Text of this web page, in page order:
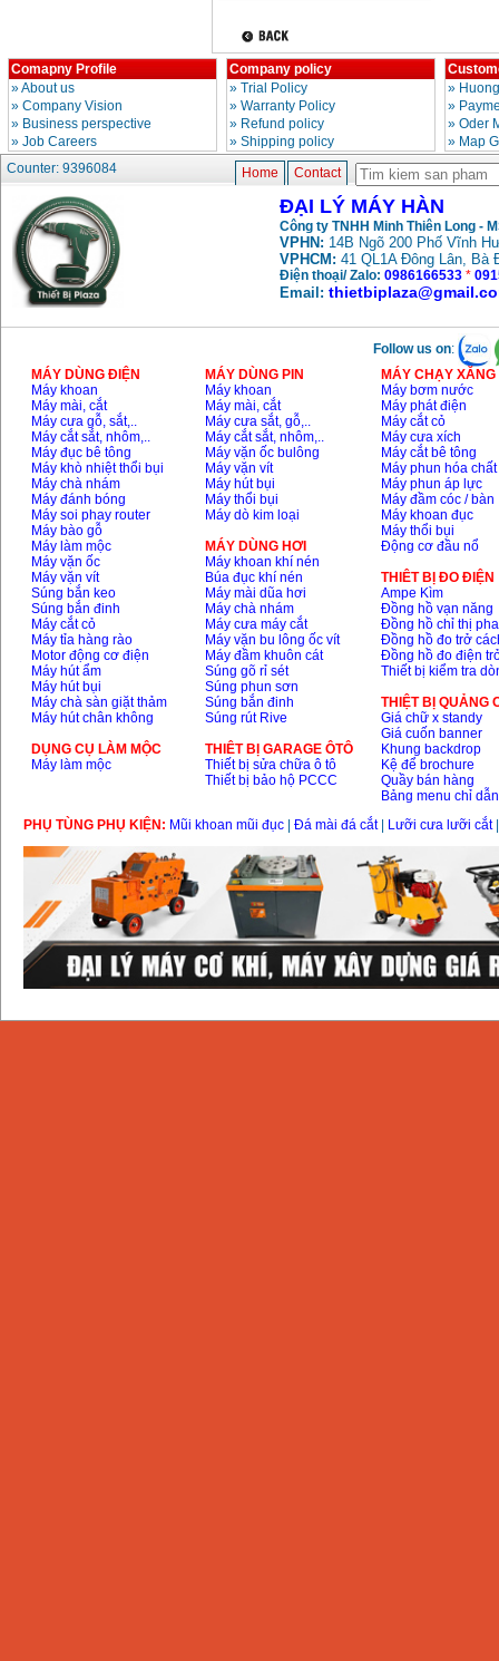
Comapny Profile
»About us
» Company Vision
» Business perspective
» Job Careers
Company policy
» Trial Policy
» Warranty Policy
» Refund policy
» Shipping policy
»
»
» Oder
» Map
Counter: 9396084
Home Contact
ĐẠI LÝ MÁY HÀN
Công ty TNHH Minh Thiên Long -
VPHN: 14B Ngõ 200 Phố Vĩnh
VPHCM: 41 QL1A Đông Lân, Bà
Điện thoại/ Zalo: 0986166533 *
Email:
Follow us on:
MÁY DÙNG ĐIỆN
Máy khoan
Máy mài, cắt
Máy cưa gỗ, sắt,..
Máy cắt sắt, nhôm,..
Máy đục bê tông
Máy khò nhiệt thổi bụi
Máy chà nhám
Máy đánh bóng
Máy soi phay router
Máy bào gỗ
Máy làm mộc
Máy vặn ốc
Máy vặn vít
Súng bắn keo
Súng bắn đinh
Máy cắt cỏ
Máy tỉa hàng rào
Motor động cơ điện
Máy hút ẩm
Máy hút bụi
Máy chà sàn giặt thảm
Máy hút chân không
DỤNG CỤ LÀM MỘC
Máy làm mộc
MÁY DÙNG PIN
Máy khoan
Máy mài, cắt
Máy cưa sắt, gỗ,..
Máy cắt sắt, nhôm,..
Máy vặn ốc bulông
Máy vặn vít
Máy hút bụi
Máy thổi bụi
Máy dò kim loại
MÁY DÙNG HƠI
Máy khoan khí nén
Búa đục khí nén
Máy mài dũa hơi
Máy chà nhám
Máy cưa máy cắt
Máy vặn bu lông ốc vít
Máy đầm khuôn cát
Súng gõ rỉ sét
Súng phun sơn
Súng bắn đinh
Súng rút Rive
THIÊT BỊ GARAGE ÔTÔ
Thiết bị sửa chữa ô tô
Thiết bị bảo hộ PCCC
MÁY CHẠY
Máy bơm nước
Máy phát điện
Máy cắt cỏ
Máy cưa xích
Máy cắt bê tông
Máy phun hóa chất
Máy phun áp lực
Máy đầm cóc / bàn
Máy khoan đục
Máy thổi bụi
Động cơ đầu nổ
THIÊT BỊ ĐO ĐIỆN
Ampe Kìm
Đồng hồ vạn năng
Đồng hồ chỉ thị pha
Đồng hồ đo trở
Đồng hồ đo điện
Thiết bị kiểm tra
THIỆT BỊ QUẢNG
Giá chữ x standy
Giá cuốn banner
Khung backdrop
Kệ để brochure
Quầy bán hàng
Bảng menu chỉ dẫn
PHỤ TÙNG PHỤ KIỆN: Mũi khoan mũi đục Đá mài đá cắt| Lưỡi cưa lưỡi cắt